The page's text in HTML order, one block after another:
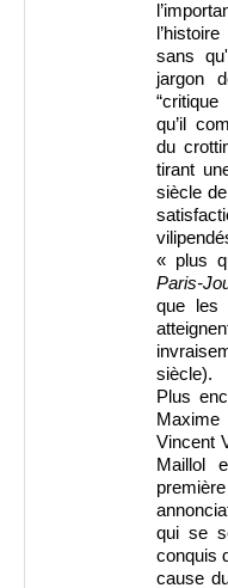
sans
jargon
“critique
qu’il
du
tirant
siècle
« plus
Paris-
que les
siècle).
Plus
Vincent
Maillol
qui se
conquis
cause